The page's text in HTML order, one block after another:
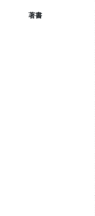
著書